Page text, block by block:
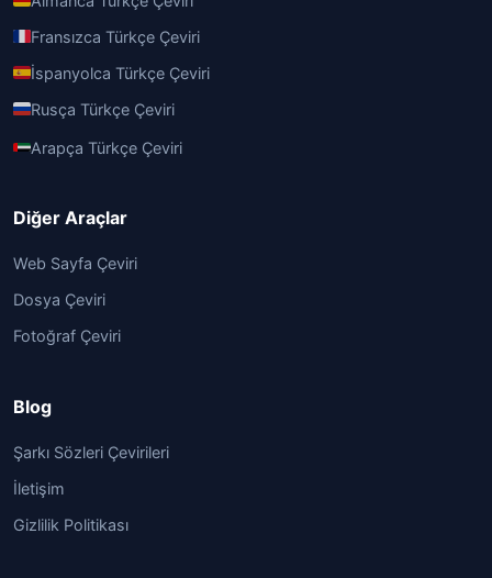
Fransızca Türkçe Çeviri
İspanyolca Türkçe Çeviri
Rusça Türkçe Çeviri
Arapça Türkçe Çeviri
Diğer Araçlar
Web Sayfa Çeviri
Dosya Çeviri
Fotoğraf Çeviri
Blog
Şarkı Sözleri Çevirileri
İletişim
Gizlilik Politikası